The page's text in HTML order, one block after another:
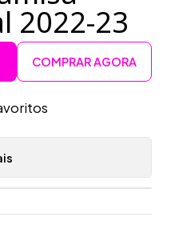
2022-23
COMPRAR AGORA